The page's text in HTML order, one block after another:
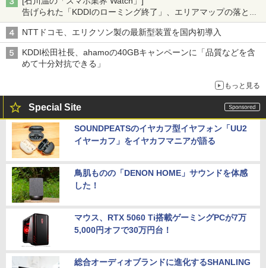
告げられた「KDDIのローミング終了」、エリアマップの落とし
穴と楽天モバイルの課題
NTTドコモ、エリクソン製の最新型装置を国内初導入
KDDI松田社長、ahamoの40GBキャンペーンに「品質などを含
めて十分対抗できる」
もっと見る
Special Site
SOUNDPEATSのイヤカフ型イヤフォン「UU2
イヤーカフ」をイヤカフマニアが語る
鳥肌ものの「DENON HOME」サウンドを体感
した！
マウス、RTX 5060 Ti搭載ゲーミングPCが7万
5,000円オフで30万円台！
総合オーディオブランドに進化するSHANLING